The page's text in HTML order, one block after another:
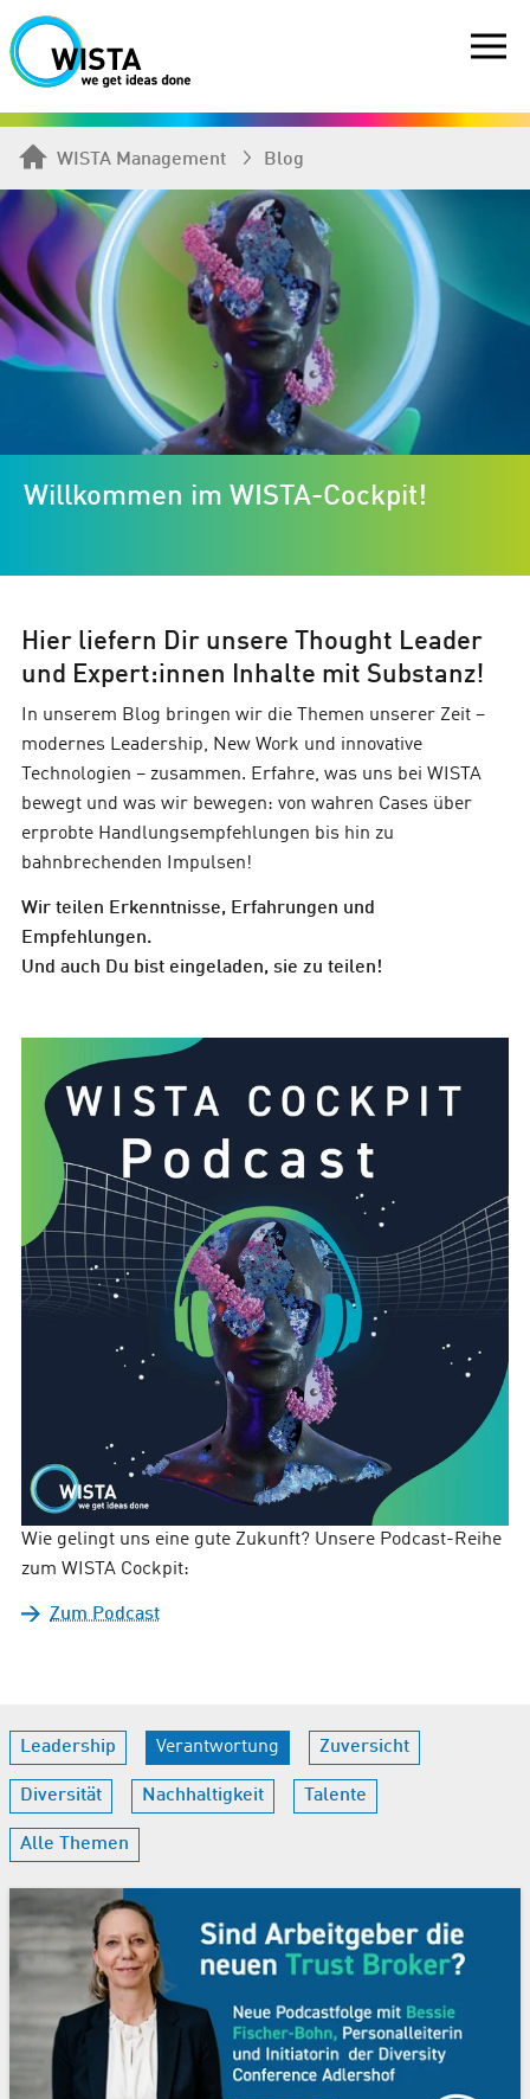
WISTA Management Blog
Willkommen im WISTA-Cockpit!
Hier liefern Dir unsere Thought Leader
und Expert:innen Inhalte mit Substanz!
In unserem Blog bringen wir die Themen unserer Zeit –
modernes Leadership, New Work und innovative
Technologien – zusammen. Erfahre, was uns bei WISTA
bewegt und was wir bewegen: von wahren Cases über
erprobte Handlungsempfehlungen bis hin zu
bahnbrechenden Impulsen!
Wir teilen Erkenntnisse, Erfahrungen und
Empfehlungen.
Und auch Du bist eingeladen, sie zu teilen!
Wie gelingt uns eine gute Zukunft? Unsere Podcast-Reihe
zum WISTA Cockpit:
Zum Podcast
Leadership Verantwortung Zuversicht
Diversität Nachhaltigkeit Talente
Alle Themen